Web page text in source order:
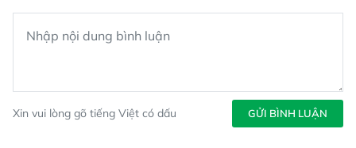
Xin vui lòng gõ tiếng Việt có dấu GỬI BÌNH LUẬN